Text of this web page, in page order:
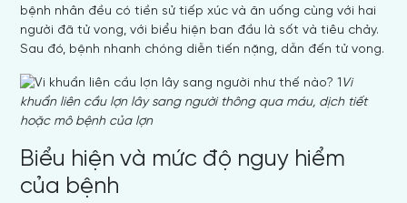
bệnh nhân đều có tiền sử tiếp xúc và ăn uống cùng với hai
người đã tử vong, với biểu hiện ban đầu là sốt và tiêu chảy.
Sau đó, bệnh nhanh chóng diễn tiến nặng, dẫn đến tử vong.
Vi
khuẩn liên cầu lợn lây sang người thông qua máu, dịch tiết
hoặc mô bệnh của lợn
Biểu hiện và mức độ nguy hiểm
của bệnh